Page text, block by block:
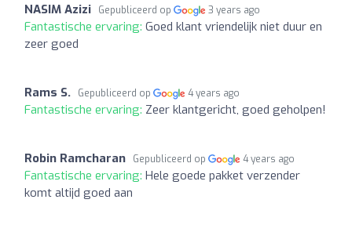
NASIM Azizi Gepubliceerd op 3 years ago
Fantastische ervaring: Goed klant vriendelijk niet duur en
zeer goed
Rams S. Gepubliceerd op 4 years ago
Fantastische ervaring: Zeer klantgericht, goed geholpen!
Robin Ramcharan Gepubliceerd op 4 years ago
Fantastische ervaring: Hele goede pakket verzender
komt altijd goed aan